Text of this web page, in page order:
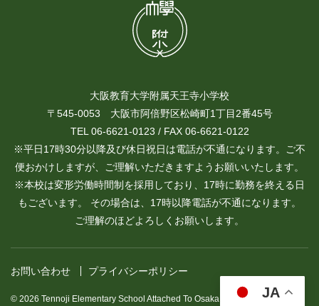
大阪教育大学附属天王寺小学校
〒545-0053 大阪市阿倍野区松崎町1丁目2番45号
TEL 06-6621-0123 / FAX 06-6621-0122
※平日17時30分以降及び休日祝日は電話が不通になります。ご不
便おかけしますが、ご理解いただきますようお願いいたします。
※本校は変形労働時間制を採用しており、17時に勤務を終える日
もございます。 その場合は、17時以降電話が不通になります。
ご理解のほどよろしくお願いします。
お問い合わせ プライバシーポリシー
© 2026 Tennoji Elementary School Attached To Osaka Kyoiku University.
JA